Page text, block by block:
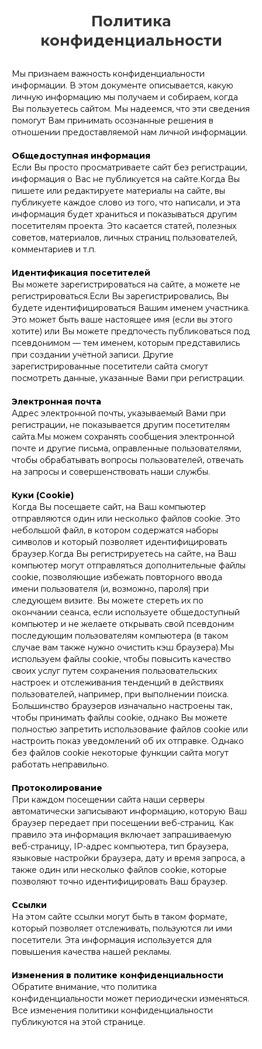
Политика
конфиденциальности
Мы признаем важность конфиденциальности
информации. В этом документе описывается, какую
личную информацию мы получаем и собираем, когда
Вы пользуетесь сайтом. Мы надеемся, что эти сведения
помогут Вам принимать осознанные решения в
отношении предоставляемой нам личной информации.
Общедоступная информация
Если Вы просто просматриваете сайт без регистрации,
информация о Вас не публикуется на сайте.Когда Вы
пишете или редактируете материалы на сайте, вы
публикуете каждое слово из того, что написали, и эта
информация будет храниться и показываться другим
посетителям проекта. Это касается статей, полезных
советов, материалов, личных страниц пользователей,
комментариев и т.п.
Идентификация посетителей
Вы можете зарегистрироваться на сайте, а можете не
регистрироваться.Если Вы зарегистрировались, Вы
будете идентифицироваться Вашим именем участника.
Это может быть ваше настоящее имя (если вы этого
хотите) или Вы можете предпочесть публиковаться под
псевдонимом — тем именем, которым представились
при создании учётной записи. Другие
зарегистрированные посетители сайта смогут
посмотреть данные, указанные Вами при регистрации.
Электронная почта
Адрес электронной почты, указываемый Вами при
регистрации, не показывается другим посетителям
сайта.Мы можем сохранять сообщения электронной
почте и другие письма, оправленные пользователями,
чтобы обрабатывать вопросы пользователей, отвечать
на запросы и совершенствовать наши службы.
Куки (Cookie)
Когда Вы посещаете сайт, на Ваш компьютер
отправляются один или несколько файлов cookie. Это
небольшой файл, в котором содержатся наборы
символов и который позволяет идентифицировать
браузер.Когда Вы регистрируетесь на сайте, на Ваш
компьютер могут отправляться дополнительные файлы
cookie, позволяющие избежать повторного ввода
имени пользователя (и, возможно, пароля) при
следующем визите. Вы можете стереть их по
окончании сеанса, если используете общедоступный
компьютер и не желаете открывать свой псевдоним
последующим пользователям компьютера (в таком
случае вам также нужно очистить кэш браузера).Мы
используем файлы cookie, чтобы повысить качество
своих услуг путем сохранения пользовательских
настроек и отслеживания тенденций в действиях
пользователей, например, при выполнении поиска.
Большинство браузеров изначально настроены так,
чтобы принимать файлы cookie, однако Вы можете
полностью запретить использование файлов cookie или
настроить показ уведомлений об их отправке. Однако
без файлов cookie некоторые функции сайта могут
работать неправильно.
Протоколирование
При каждом посещении сайта наши серверы
автоматически записывают информацию, которую Ваш
браузер передает при посещении веб-страниц. Как
правило эта информация включает запрашиваемую
веб-страницу, IP-адрес компьютера, тип браузера,
языковые настройки браузера, дату и время запроса, а
также один или несколько файлов cookie, которые
позволяют точно идентифицировать Ваш браузер.
Ссылки
На этом сайте ссылки могут быть в таком формате,
который позволяет отслеживать, пользуются ли ими
посетители. Эта информация используется для
повышения качества нашей рекламы.
Изменения в политике конфиденциальности
Обратите внимание, что политика
конфиденциальности может периодически изменяться.
Все изменения политики конфиденциальности
публикуются на этой странице.